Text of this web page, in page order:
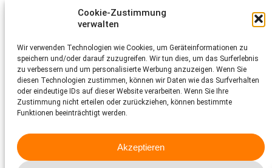
Cookie-Zustimmung
verwalten
Wir verwenden Technologien wie Cookies, um Geräteinformationen zu
speichern und/oder darauf zuzugreifen. Wir tun dies, um das Surferlebnis
zu verbessern und um personalisierte Werbung anzuzeigen. Wenn Sie
diesen Technologien zustimmen, können wir Daten wie das Surfverhalten
oder eindeutige IDs auf dieser Website verarbeiten. Wenn Sie Ihre
Zustimmung nicht erteilen oder zurückziehen, können bestimmte
Funktionen beeinträchtigt werden.
Akzeptieren
Tiere brauchen Hilfe – auch Ihre.
Unterstützen Sie die Arbeit des
Schweizer Tierschutz STS.
Jetzt spenden
Schweizer Tierschutz STS
CH-4053 Basel